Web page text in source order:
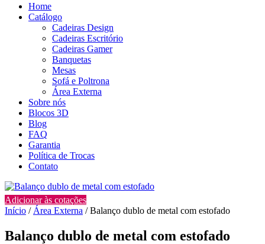
Home
Catálogo
Cadeiras Design
Cadeiras Escritório
Cadeiras Gamer
Banquetas
Mesas
Sofá e Poltrona
Área Externa
Sobre nós
Blocos 3D
Blog
FAQ
Garantia
Política de Trocas
Contato
Adicionar às cotações
Início / Área Externa / Balanço dublo de metal com estofado
Balanço dublo de metal com estofado